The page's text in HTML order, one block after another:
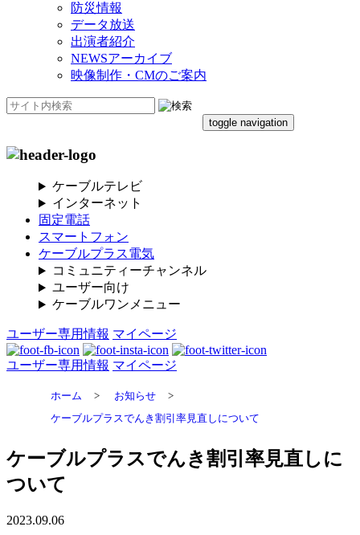
防災情報
データ放送
出演者紹介
NEWSアーカイブ
映像制作・CMのご案内
toggle navigation
ケーブルテレビ
インターネット
固定電話
スマートフォン
ケーブルプラス電気
コミュニティーチャンネル
ユーザー向け
ケーブルワンメニュー
ユーザー専用情報 マイページ
ユーザー専用情報 マイページ
ホーム > お知らせ
>
ケーブルプラスでんき割引率見直しについて
ケーブルプラスでんき割引率見直しに
ついて
2023.09.06